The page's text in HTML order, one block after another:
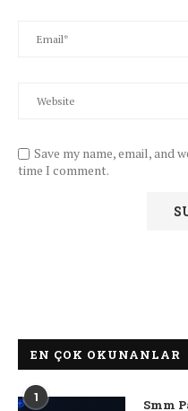
Save my name, email, and
time I comment.
EN ÇOK OKUNANLAR
1
Smm